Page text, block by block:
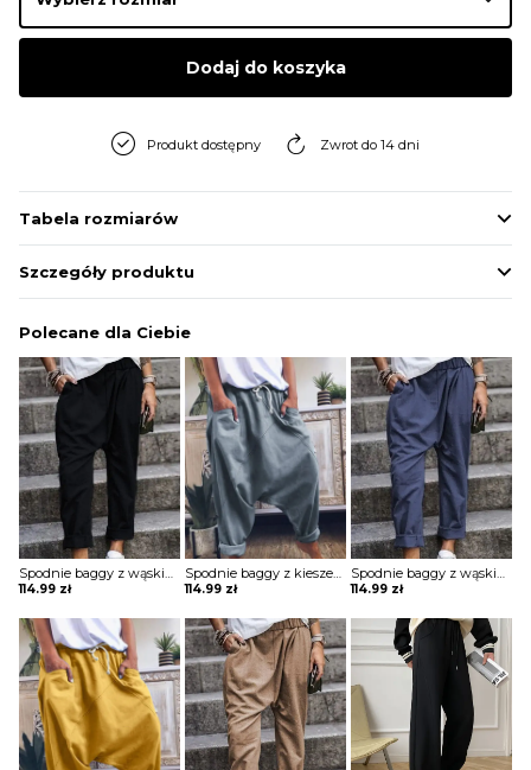
Dodaj do koszyka
Produkt dostępny Zwrot do 14 dni
Tabela rozmiarów
Szczegóły produktu
Polecane dla Ciebie
Spodnie baggy z wąskimi nogawkami
114.99 zł
Spodnie baggy z kieszeniami
114.99 zł
Spodnie baggy z wąskimi nogawkami
114.99 zł